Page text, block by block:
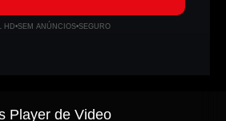
HD•SEM ANÚNCIOS•SEGURO
Player de Video